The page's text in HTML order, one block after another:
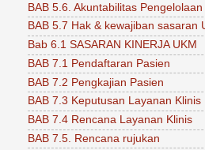
BAB 5.6. Akuntabilitas Pengelolaan
BAB 5.7 Hak & kewajiban sasaran
Bab 6.1 SASARAN KINERJA UKM
BAB 7.1 Pendaftaran Pasien
BAB 7.2 Pengkajian Pasien
BAB 7.3 Keputusan Layanan Klinis
BAB 7.4 Rencana Layanan Klinis
BAB 7.5. Rencana rujukan